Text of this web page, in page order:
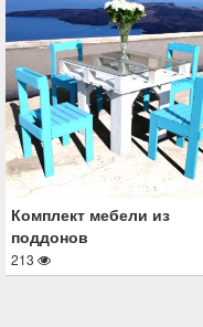
Комплект мебели из
поддонов
213